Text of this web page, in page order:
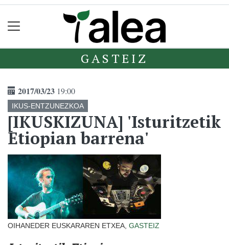
GASTEIZ
2017/03/23 19:00
IKUS-ENTZUNEZKOA
[IKUSKIZUNA] 'Isturitzetik
Etiopian barrena'
OIHANEDER EUSKARAREN ETXEA, GASTEIZ